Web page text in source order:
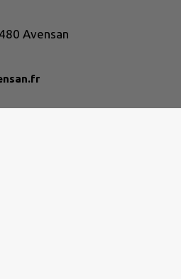
Avensan